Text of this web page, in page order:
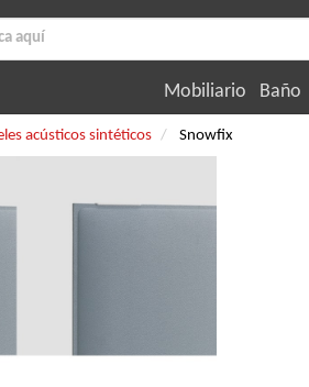
Mobiliario Baño
acústicos sintéticos Snowfix